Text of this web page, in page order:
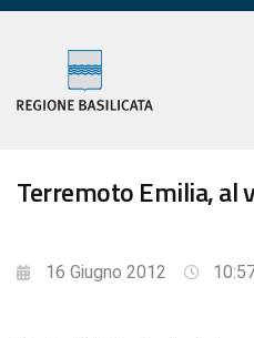
Terremoto Emilia, al
16 Giugno 2012